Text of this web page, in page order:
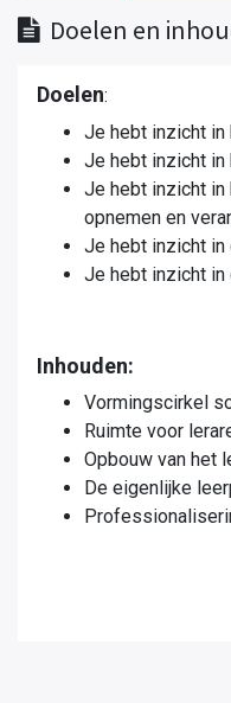
Doelen en
Doelen:
Je hebt inzicht in
Je hebt inzicht in
Je hebt inzicht in
opnemen en
Je hebt inzicht in
Je hebt inzicht in
Inhouden:
Vormingscirkel
Ruimte voor
Opbouw van het
De eigenlijke